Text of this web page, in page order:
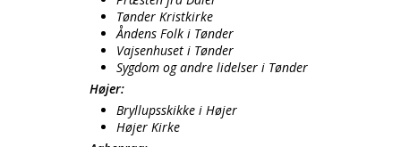
Tønder Kristkirke
Åndens Folk i Tønder
Vajsenhuset i Tønder
Sygdom og andre lidelser i Tønder
Højer:
Bryllupsskikke i Højer
Højer Kirke